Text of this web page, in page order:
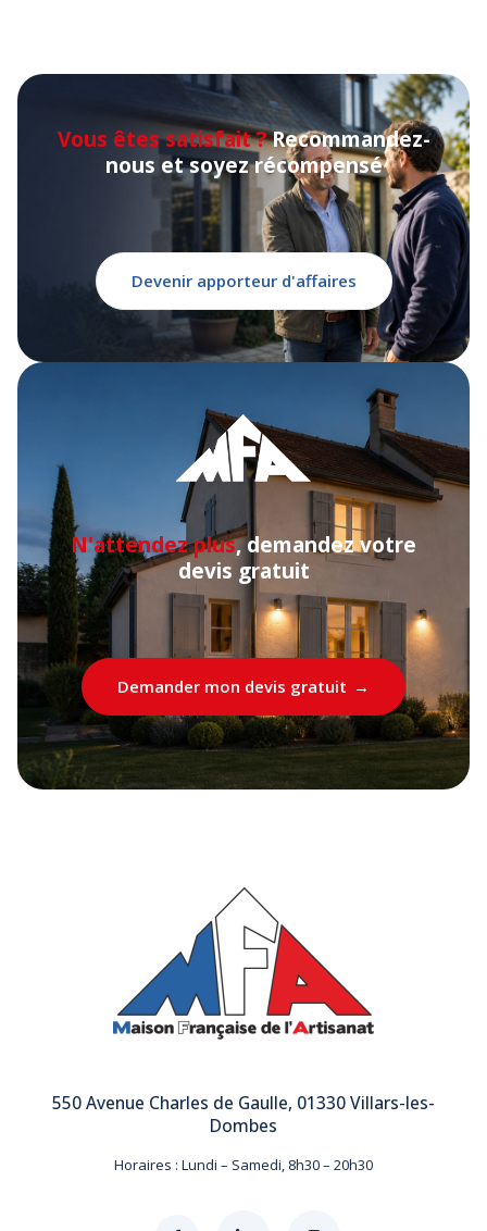
Vous êtes satisfait ?Recommandez-
nous et soyez récompensé
Devenir apporteur d'affaires
N'attendez plus, demandez votre
devis gratuit
Demander mon devis gratuit →
550 Avenue Charles de Gaulle, 01330 Villars-les-
Dombes
Horaires : Lundi – Samedi, 8h30 – 20h30